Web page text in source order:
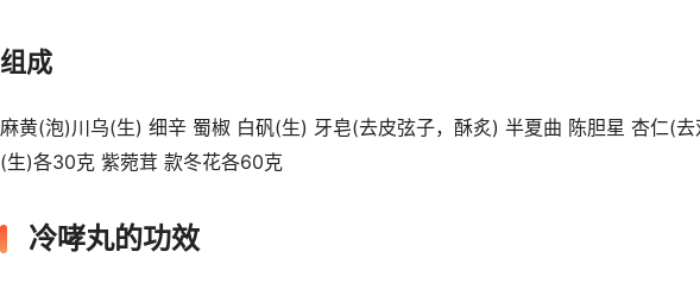
组成
麻黄(泡)川乌(生) 细辛 蜀椒 白矾(生) 牙皂(去皮弦子，酥炙) 半夏曲 陈胆星 杏仁(
(生)各30克 紫菀茸 款冬花各60克
冷哮丸的功效